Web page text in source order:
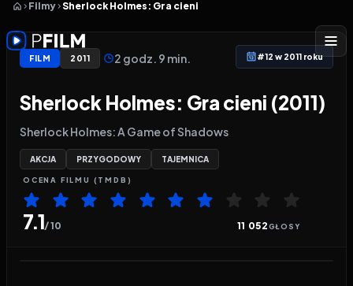
Filmy Sherlock Holmes: Gra cieni
FILM 2011 2 godz. 9 min. #12 w 2011 roku
Sherlock Holmes: Gra cieni (2011)
Sherlock Holmes: A Game of Shadows
AKCJA PRZYGODOWY TAJEMNICA
OCENA FILMU (TMDB)
7.1/ 10 11 052GŁOSY